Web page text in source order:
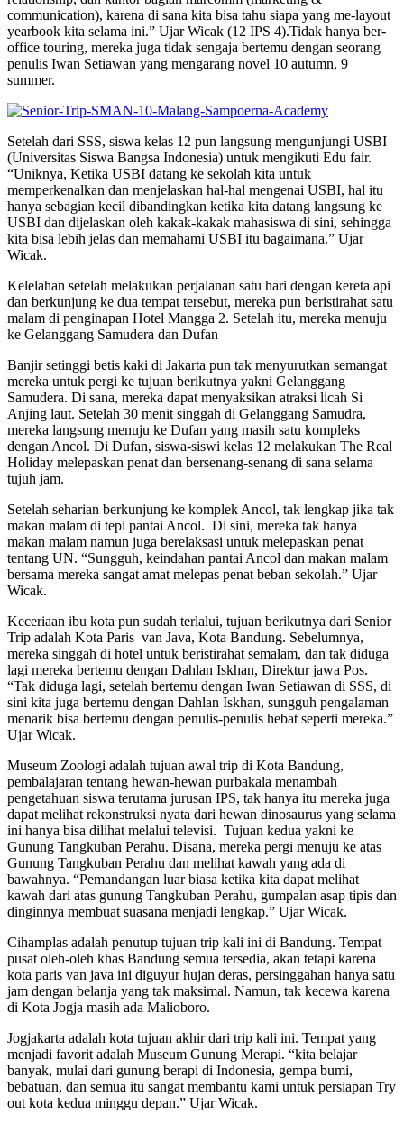
communication), karena di sana kita bisa tahu siapa yang me-layout
yearbook kita selama ini.” Ujar Wicak (12 IPS 4).Tidak hanya ber-
office touring, mereka juga tidak sengaja bertemu dengan seorang
penulis Iwan Setiawan yang mengarang novel 10 autumn, 9
summer.
Setelah dari SSS, siswa kelas 12 pun langsung mengunjungi USBI
(Universitas Siswa Bangsa Indonesia) untuk mengikuti Edu fair.
“Uniknya, Ketika USBI datang ke sekolah kita untuk
memperkenalkan dan menjelaskan hal-hal mengenai USBI, hal itu
hanya sebagian kecil dibandingkan ketika kita datang langsung ke
USBI dan dijelaskan oleh kakak-kakak mahasiswa di sini, sehingga
kita bisa lebih jelas dan memahami USBI itu bagaimana.” Ujar
Wicak.
Kelelahan setelah melakukan perjalanan satu hari dengan kereta api
dan berkunjung ke dua tempat tersebut, mereka pun beristirahat satu
malam di penginapan Hotel Mangga 2. Setelah itu, mereka menuju
ke Gelanggang Samudera dan Dufan
Banjir setinggi betis kaki di Jakarta pun tak menyurutkan semangat
mereka untuk pergi ke tujuan berikutnya yakni Gelanggang
Samudera. Di sana, mereka dapat menyaksikan atraksi licah Si
Anjing laut. Setelah 30 menit singgah di Gelanggang Samudra,
mereka langsung menuju ke Dufan yang masih satu kompleks
dengan Ancol. Di Dufan, siswa-siswi kelas 12 melakukan The Real
Holiday melepaskan penat dan bersenang-senang di sana selama
tujuh jam.
Setelah seharian berkunjung ke komplek Ancol, tak lengkap jika tak
makan malam di tepi pantai Ancol. Di sini, mereka tak hanya
makan malam namun juga berelaksasi untuk melepaskan penat
tentang UN. “Sungguh, keindahan pantai Ancol dan makan malam
bersama mereka sangat amat melepas penat beban sekolah.” Ujar
Wicak.
Keceriaan ibu kota pun sudah terlalui, tujuan berikutnya dari Senior
Trip adalah Kota Paris van Java, Kota Bandung. Sebelumnya,
mereka singgah di hotel untuk beristirahat semalam, dan tak diduga
lagi mereka bertemu dengan Dahlan Iskhan, Direktur jawa Pos.
“Tak diduga lagi, setelah bertemu dengan Iwan Setiawan di SSS, di
sini kita juga bertemu dengan Dahlan Iskhan, sungguh pengalaman
menarik bisa bertemu dengan penulis-penulis hebat seperti mereka.”
Ujar Wicak.
Museum Zoologi adalah tujuan awal trip di Kota Bandung,
pembalajaran tentang hewan-hewan purbakala menambah
pengetahuan siswa terutama jurusan IPS, tak hanya itu mereka juga
dapat melihat rekonstruksi nyata dari hewan dinosaurus yang selama
ini hanya bisa dilihat melalui televisi. Tujuan kedua yakni ke
Gunung Tangkuban Perahu. Disana, mereka pergi menuju ke atas
Gunung Tangkuban Perahu dan melihat kawah yang ada di
bawahnya. “Pemandangan luar biasa ketika kita dapat melihat
kawah dari atas gunung Tangkuban Perahu, gumpalan asap tipis dan
dinginnya membuat suasana menjadi lengkap.” Ujar Wicak.
Cihamplas adalah penutup tujuan trip kali ini di Bandung. Tempat
pusat oleh-oleh khas Bandung semua tersedia, akan tetapi karena
kota paris van java ini diguyur hujan deras, persinggahan hanya satu
jam dengan belanja yang tak maksimal. Namun, tak kecewa karena
di Kota Jogja masih ada Malioboro.
Jogjakarta adalah kota tujuan akhir dari trip kali ini. Tempat yang
menjadi favorit adalah Museum Gunung Merapi. “kita belajar
banyak, mulai dari gunung berapi di Indonesia, gempa bumi,
bebatuan, dan semua itu sangat membantu kami untuk persiapan Try
out kota kedua minggu depan.” Ujar Wicak.